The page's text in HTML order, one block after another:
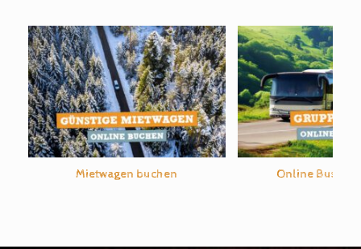
Mietwagen buchen Online Bus-